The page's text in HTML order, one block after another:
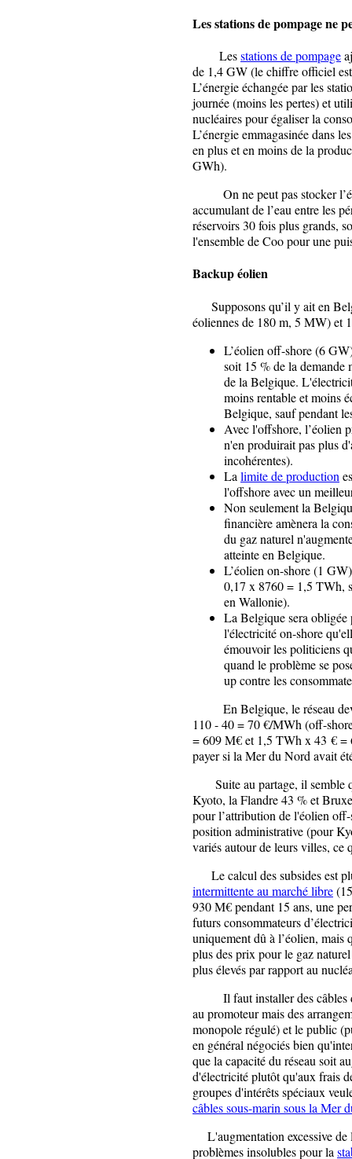
Les stations de pompage ne
Lesstations de pompage
de 1,4 GW (le chiffre officiel
L’énergie échangée par les
journée (moins les pertes) et
nucléaires pour égaliser la
L’énergie emmagasinée dans
en plus et en moins de la
GWh).
On ne peut pas stocker
accumulant de l’eau entre les
réservoirs 30 fois plus grands,
l'ensemble de Coo pour une
Backup éolien
Supposons qu’il y ait en
éoliennes de 180 m, 5 MW) et
L’éolien off-shore (6
soit 15 % de la demande
de la Belgique.
moins rentable et moins
Belgique, sauf pendant
Avec l'offshore, l’éolien
n'en produirait pas plus
incohérentes).
La limite de production
l'offshore avec un
Non seulement la
financière amènera la
du gaz naturel
atteinte en Belgique.
L’éolien on-shore (1
0,17 x 8760 = 1,5 TWh,
en Wallonie).
La Belgique sera obligée
l'électricité on-shore
émouvoir les politiciens
quand le problème se
up contre les
En Belgique, le réseau
110 - 40 = 70 €/MWh (off-
= 609 M€ et 1,5 TWh x 43 € =
payer si la Mer du Nord avait
Suite au partage, il semble
Kyoto, la Flandre 43 % et
pour l’attribution de l'éolien
position administrative (pour
variés autour de leurs villes, ce
Le calcul des subsides est
intermittente au marché libre
930 M€ pendant 15 ans, une
futurs consommateurs
uniquement dû à l’éolien,
plus des prix pour le gaz
plus élevés par rapport au
Il faut installer des câbles
au promoteur mais des
monopole régulé) et le public
en général négociés bien
que la capacité du réseau soit
d'électricité plutôt qu'aux frais
groupes d'intérêts spéciaux
câbles sous-marin sous la Mer
L'augmentation excessive de
problèmes insolubles pour la